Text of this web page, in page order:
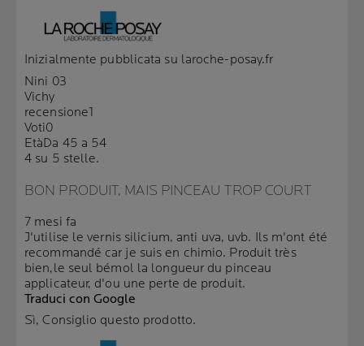
Inizialmente pubblicata su laroche-posay.fr
Nini 03
Vichy
recensione1
Voti0
EtàDa 45 a 54
4 su 5 stelle.
BON PRODUIT, MAIS PINCEAU TROP COURT
7 mesi fa
J'utilise le vernis silicium, anti uva, uvb. Ils m'ont été
recommandé car je suis en chimio. Produit très
bien,le seul bémol la longueur du pinceau
applicateur, d'ou une perte de produit.
Traduci con Google
Sì, Consiglio questo prodotto.